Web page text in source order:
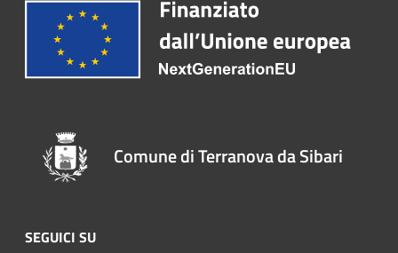
Comune di Terranova da Sibari
SEGUICI SU